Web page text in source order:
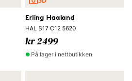
Erling Haaland
HAL S17 C12 5620
kr 2499
På lager i nettbutikken